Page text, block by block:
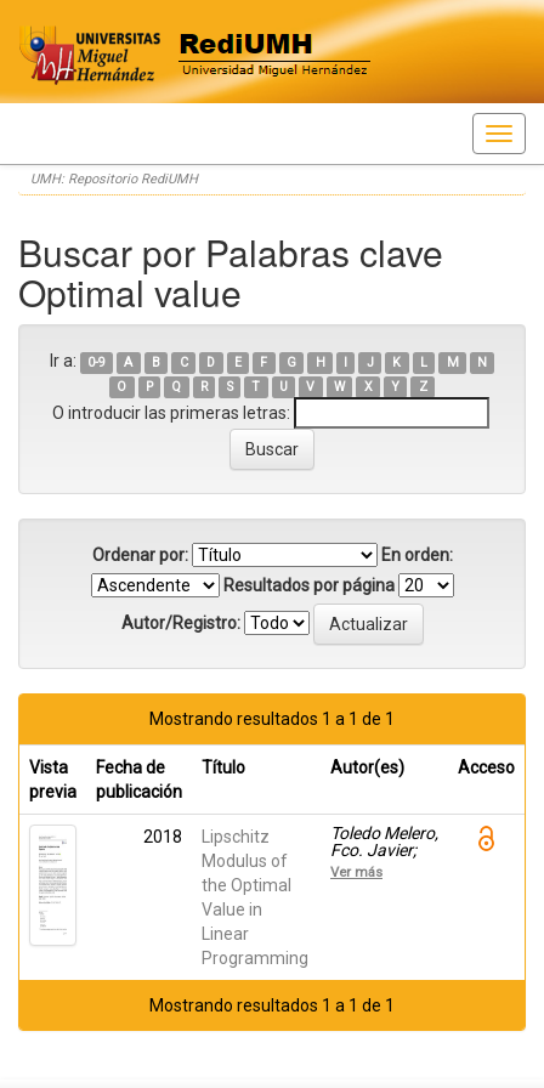
Skip
navigation
UMH: Repositorio RediUMH
Buscar por Palabras clave
Optimal value
Ir a: 0-9 A B C D E F G H I J K L M
N
O
P Q R S T U V W X Y Z
O introducir las primeras letras:
Ordenar por:
En orden:
Resultados por página
Autor/Registro:
Mostrando resultados 1 a 1 de 1
Vista
previa
Fecha de
publicación
Título Autor(es) Acceso
2018
Lipschitz
Modulus of
the Optimal
Value in
Linear
Programming
Toledo Melero,
Fco. Javier;
Gisbert, María
Jesús; Parra,
Ver más
Mostrando resultados 1 a 1 de 1